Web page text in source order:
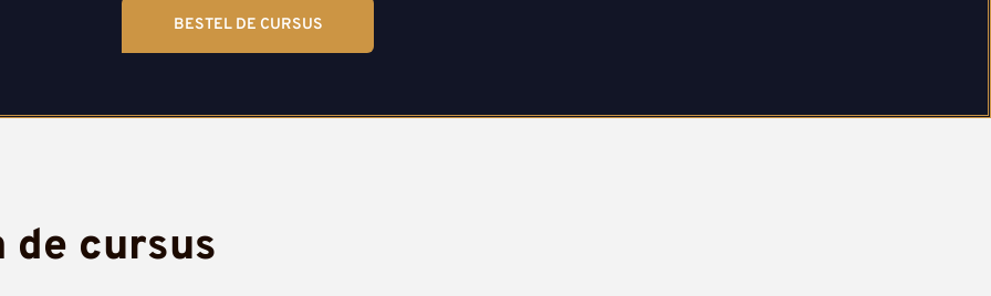
BESTEL DE CURSUS
de cursus